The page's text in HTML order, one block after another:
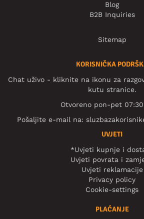
Blog
B2B Inquiries
Sitemap
KORISNIČKA
Chat uživo - kliknite na ikonu za
kutu stranice.
Otvoreno pon-pet
Pošaljite e-mail na:
UVJETI
*Uvjeti kupnje i
Uvjeti povrata i
Uvjeti reklamacije
Privacy policy
Cookie-settings
PLAĆANJE